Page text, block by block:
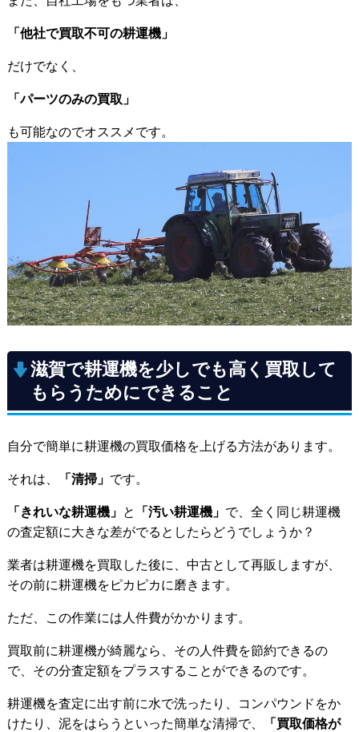
「他社で買取不可の耕運機」
だけでなく、
「パーツのみの買取」
も可能なのでオススメです。
滋賀で耕運機を少しでも高く買取して
もらうためにできること
自分で簡単に耕運機の買取価格を上げる方法があります。
それは、 「清掃」 です。
「きれいな耕運機」 と 「汚い耕運機」 で、全く同じ耕運機
の査定額に大きな差がでるとしたらどうでしょうか？
業者は耕運機を買取した後に、中古として再販しますが、
その前に耕運機をピカピカに磨きます。
ただ、この作業には人件費がかかります。
買取前に耕運機が綺麗なら、その人件費を節約できるの
で、その分査定額をプラスすることができるのです。
耕運機を査定に出す前に水で洗ったり、コンパウンドをか
けたり、泥をはらうといった簡単な清掃で、
「買取価格が